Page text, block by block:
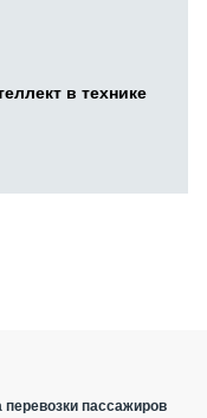
в технике
пассажиров